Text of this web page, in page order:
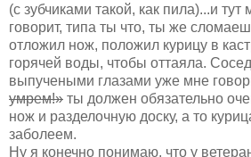
(с зубчиками такой, как пила)...и
говорит, типа ты что, ты же
отложил нож, положил курицу в
горячей воды, чтобы оттаяла.
выпучеными глазами уже мне
умрем!» ты должен обязательно
нож и разделочную доску, а то
заболеем.
Ну я конечно понимаю, что у